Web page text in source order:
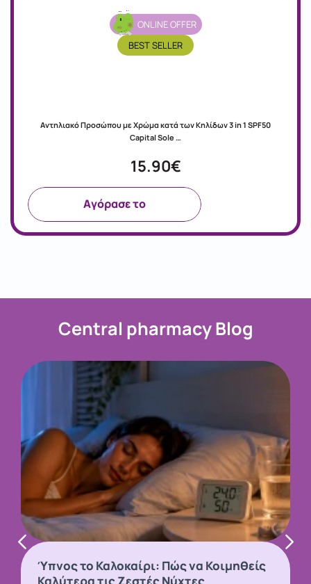
ONLINE OFFER
BEST SELLER
Αντηλιακό Προσώπου με Χρώμα κατά των Κηλίδων 3 in 1 SPF50
Capital Sole …
15.90€
Aγόρασε το
Central pharmacy Blog
Ύπνος το Καλοκαίρι: Πώς να Κοιμηθείς
Καλύτερα τις Ζεστές Νύχτες